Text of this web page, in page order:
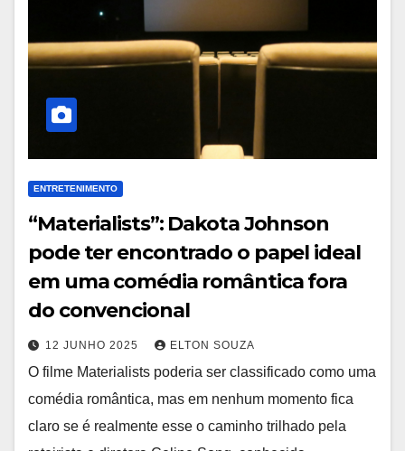
ENTRETENIMENTO
“Materialists”: Dakota Johnson
pode ter encontrado o papel ideal
em uma comédia romântica fora
do convencional
12 JUNHO 2025 ELTON SOUZA
O filme Materialists poderia ser classificado como uma
comédia romântica, mas em nenhum momento fica
claro se é realmente esse o caminho trilhado pela